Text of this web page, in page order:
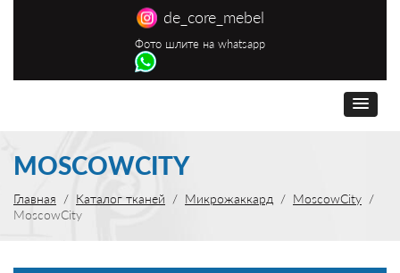
de_core_mebel
Фото шлите на whatsapp
MOSCOWCITY
Главная Каталог тканей Микрожаккард
MoscowCity
MoscowCity